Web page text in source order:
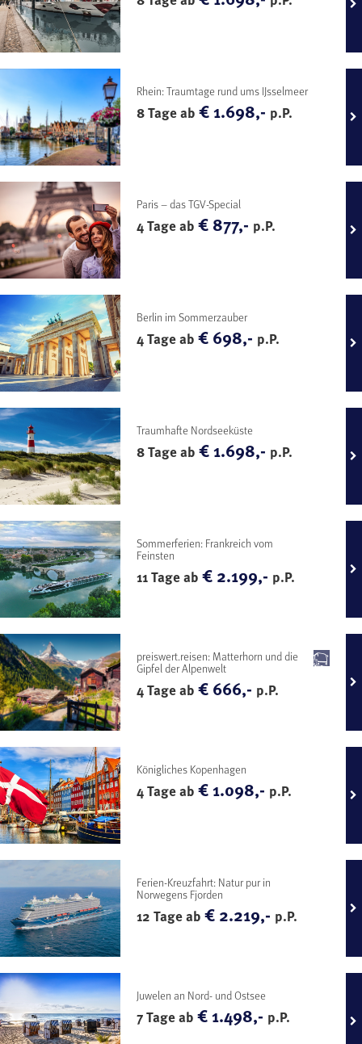
Rhein: Traumtage rund ums IJsselmeer
8 Tage ab€ 1.698,- p.P.
Paris – das TGV-Special
4 Tage ab€ 877,- p.P.
Berlin im Sommerzauber
4 Tage ab€ 698,- p.P.
Traumhafte Nordseeküste
8 Tage ab€ 1.698,- p.P.
Sommerferien: Frankreich vom
Feinsten
11 Tage ab€ 2.199,- p.P.
preiswert.reisen: Matterhorn und die
Gipfel der Alpenwelt
4 Tage ab€ 666,- p.P.
Königliches Kopenhagen
4 Tage ab€ 1.098,- p.P.
Ferien-Kreuzfahrt: Natur pur in
Norwegens Fjorden
12 Tage ab€ 2.219,- p.P.
Juwelen an Nord- und Ostsee
7 Tage ab€ 1.498,- p.P.